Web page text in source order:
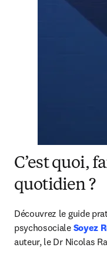
C’est quoi,
quotidien ?
Découvrez le guide
psychosociale Soyez
auteur, le Dr Nicolas